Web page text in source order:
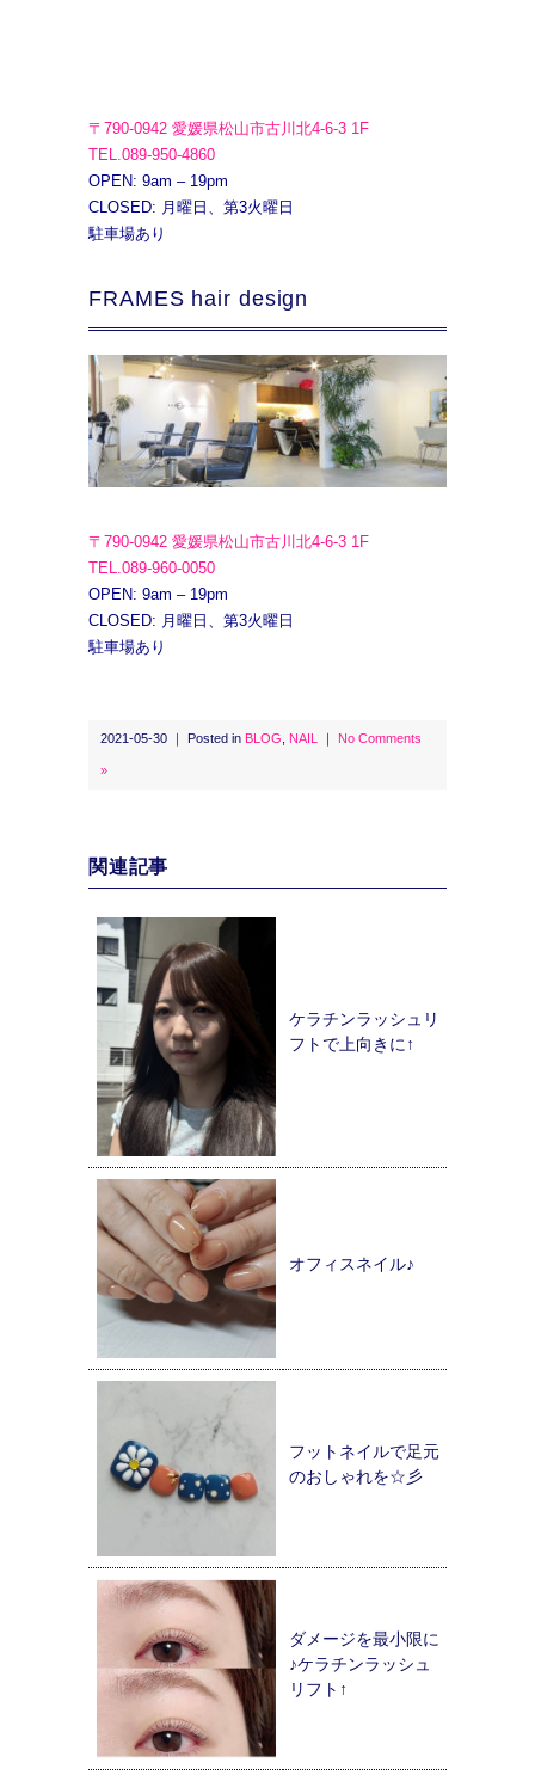
〒790-0942 愛媛県松山市古川北4-6-3 1F
TEL.089-950-4860
OPEN: 9am – 19pm
CLOSED: 月曜日、第3火曜日
駐車場あり
FRAMES hair design
〒790-0942 愛媛県松山市古川北4-6-3 1F
TEL.089-960-0050
OPEN: 9am – 19pm
CLOSED: 月曜日、第3火曜日
駐車場あり
2021-05-30 ｜ Posted in BLOG NAIL ｜ No Comments
»
関連記事
ケラチンラッシュリ
フトで上向きに↑
オフィスネイル♪
フットネイルで足元
のおしゃれを☆彡
ダメージを最小限に
♪ケラチンラッシュ
リフト↑